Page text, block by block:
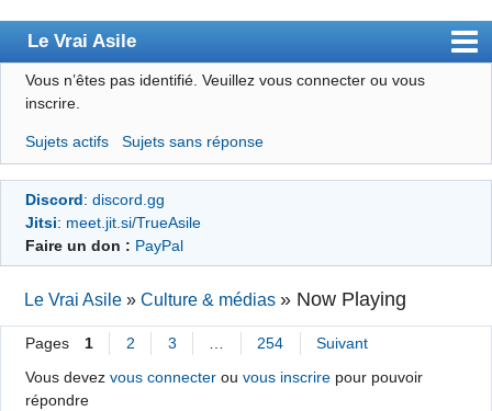
Le Vrai Asile
Accueil
Forum
Membres
Règles
S’inscrire
Connexion
Vous n’êtes pas identifié. Veuillez vous connecter ou vous
inscrire.
Sujets actifs Sujets sans réponse
Discord: discord.gg
Jitsi: meet.jit.si/TrueAsile
Faire un don : PayPal
Le Vrai Asile »Culture & médias » Now Playing
Pages 1 2 3 … 254
Suivant
Vous devez vous connecterou vous inscrirepour pouvoir
répondre